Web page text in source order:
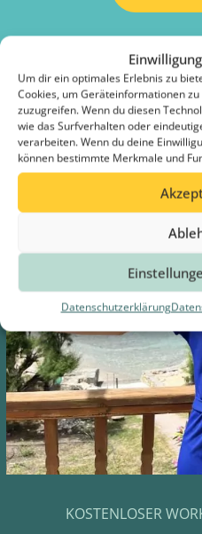
Um dir ein optimales Erlebnis zu
Cookies, um Geräteinformationen
zuzugreifen. Wenn du diesen
wie das Surfverhalten oder
verarbeiten. Wenn du deine
können bestimmte Merkmale und
Datenschutzerklärung
KOSTENLOSER